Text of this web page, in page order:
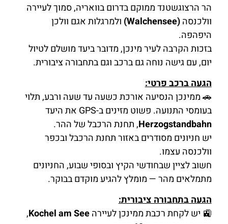
הר הרצוגשטנד ממוקם בדרום בוואריה, סמוך לעיירה
וולכנסה(Walchensee)
ולמרגלות אגם וולכן
היפהפה.
בזכות הקרבה לעיר מינכן, מדובר ביעד מושלם לטיול
יום, עם גישה נוחה גם ברכב וגם בתחבורה ציבורית.
הגעה ברכב פרטי:
🚗 ממינכן הנסיעה אורכת כשעה עד שעה ורבע, תלוי
בעומסי התנועה. פשוט מזינים ב-GPS את היעד
Herzogstandbahn, תחנת הרכבל של ההר.
יש חניונים מסודרים באזור תחנת הרכבל ובכפר
וולכנסה עצמו.
חשוב לציין שבחודשי הקיץ ובסופי שבוע, החניונים
מתמלאים מהר — מומלץ להגיע מוקדם בבוקר.
הגעה בתחבורה ציבורית:
🚉 יש לקחת רכבת ממינכן לעיירהKochel am See
,